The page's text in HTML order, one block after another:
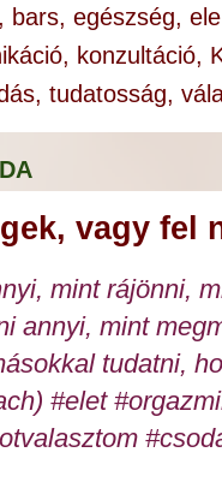
, bars,egészség,
, konzultáció,
,tudatosság,
vagy fel
mint rájönni,
annyi, mint
tudatni,
#elet